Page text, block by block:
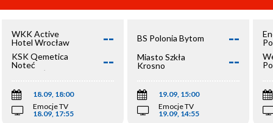
WKK Active
Hotel Wrocław
--
KSK Qemetica
Noteć
Inowrocław
--
18.09, 18:00
Emocje TV
18.09, 17:55
BS Polonia Bytom --
Miasto Szkła
Krosno
--
19.09, 15:00
Emocje TV
19.09, 14:55